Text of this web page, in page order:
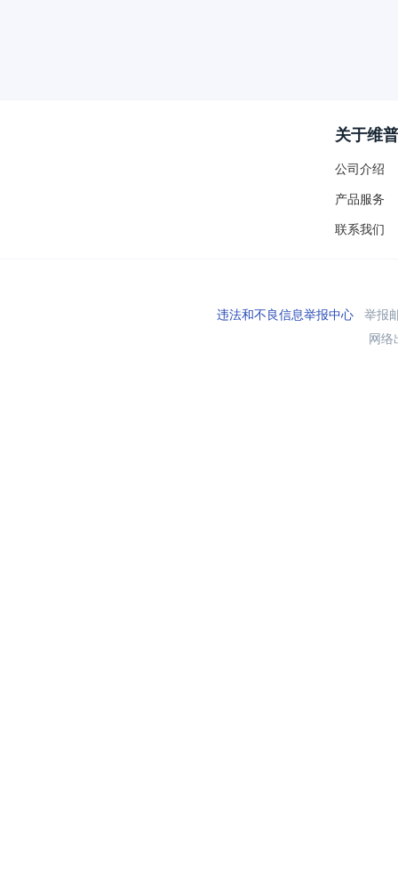
关于维普
公司介绍
产品服务
联系我们
违法和不良信息举报中心举报
网